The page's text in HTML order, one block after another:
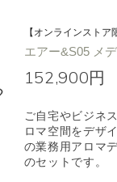
【オンラインストア
エアー&S05 メ
152,900円
ご自宅やビジネ
ロマ空間をデザ
の業務用アロマ
のセットです。